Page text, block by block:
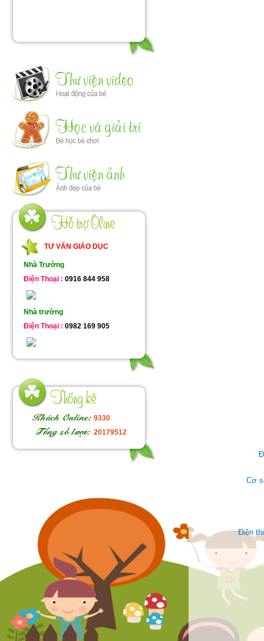
TƯ VẤN GIÁO DỤC
Nhà Trường
Điện Thoại : 0916 844 958
Nhà trường
Điện Thoại : 0982 169 905
9330
20179512
Cơ
Điện